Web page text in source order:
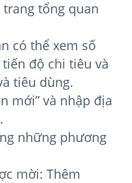
tổng quan
có thể xem số
độ chi tiêu và
tiêu dùng.
mới” và nhập địa
những phương
mời: Thêm